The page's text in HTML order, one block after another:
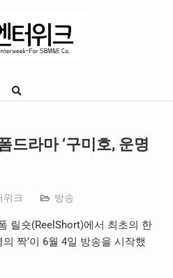
Google
드라마 ‘구미호, 운명
위크 방송
릴숏(ReelShort)에서 최초의 한
짝’이 6월 4일 방송을 시작했